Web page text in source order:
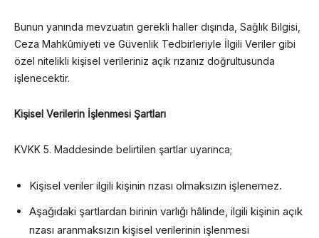
Bunun yanında mevzuatın gerekli haller dışında, Sağlık Bilgisi,
Ceza Mahkûmiyeti ve Güvenlik Tedbirleriyle İlgili Veriler gibi
özel nitelikli kişisel verileriniz açık rızanız doğrultusunda
işlenecektir.
Kişisel Verilerin İşlenmesi Şartları
KVKK 5. Maddesinde belirtilen şartlar uyarınca;
Kişisel veriler ilgili kişinin rızası olmaksızın işlenemez.
Aşağıdaki şartlardan birinin varlığı hâlinde, ilgili kişinin açık
rızası aranmaksızın kişisel verilerinin işlenmesi